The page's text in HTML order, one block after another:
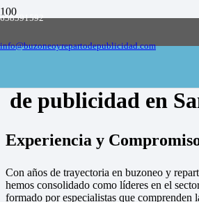
658591592
info@buzoneoyrepartodepublicidad.com
Empresa de buzoneo y reparto de publicidad
de publicidad en
Experiencia y
Con años de trayectoria en buzoneo y
hemos consolidado como líderes en el
formado por especialistas que comprenden